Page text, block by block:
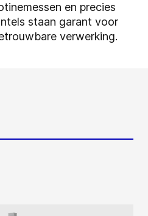
en precies
staan garant voor
verwerking.